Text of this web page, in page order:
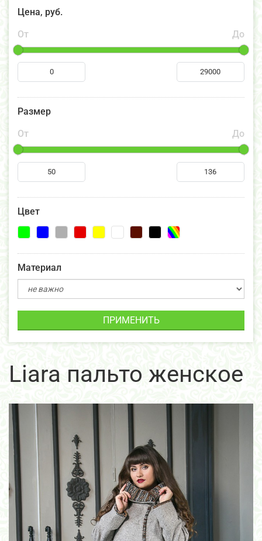
Цена, руб.
От
До
Размер
От
До
Цвет
Материал
ПРИМЕНИТЬ
Liara пальто женское